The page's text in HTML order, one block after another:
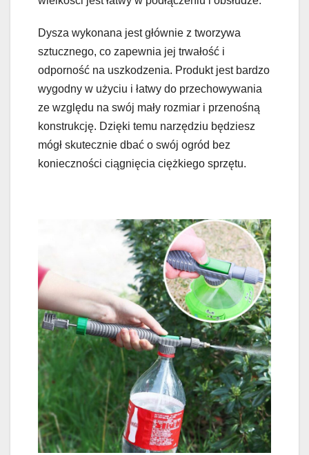
Dysza wykonana jest głównie z tworzywa
sztucznego, co zapewnia jej trwałość i
odporność na uszkodzenia. Produkt jest bardzo
wygodny w użyciu i łatwy do przechowywania
ze względu na swój mały rozmiar i przenośną
konstrukcję. Dzięki temu narzędziu będziesz
mógł skutecznie dbać o swój ogród bez
konieczności ciągnięcia ciężkiego sprzętu.